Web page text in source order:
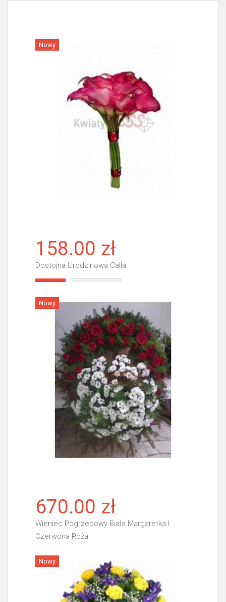
Nowy
158.00 zł
Dostojna Urodzinowa Calla
Nowy
670.00 zł
Wieniec Pogrzebowy Biała Margaretka I
Czerwona Róża
Więcej
Nowy